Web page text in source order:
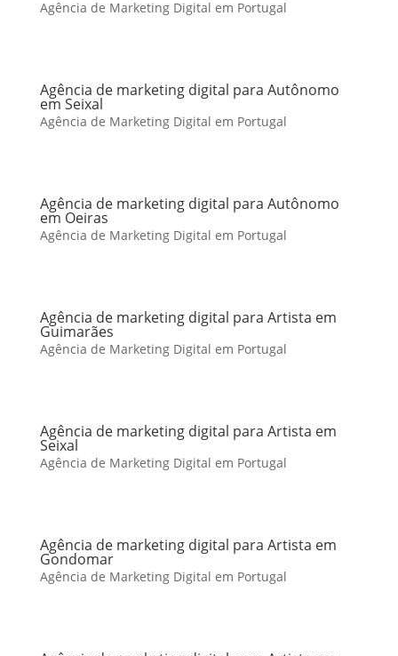
Agência de Marketing Digital em Portugal
Agência de marketing digital para Autônomo
em Seixal
Agência de Marketing Digital em Portugal
Agência de marketing digital para Autônomo
em Oeiras
Agência de Marketing Digital em Portugal
Agência de marketing digital para Artista em
Guimarães
Agência de Marketing Digital em Portugal
Agência de marketing digital para Artista em
Seixal
Agência de Marketing Digital em Portugal
Agência de marketing digital para Artista em
Gondomar
Agência de Marketing Digital em Portugal